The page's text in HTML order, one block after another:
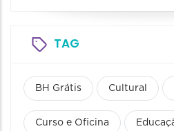
TAG
BH Grátis Cultural
Curso e Oficina